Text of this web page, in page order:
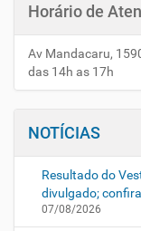
Horário de
Av Mandacaru,
das 14h as 17h
NOTÍCIAS
Resultado do
divulgado; confira
07/08/2026